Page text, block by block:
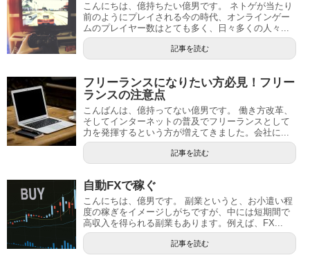
こんにちは、億持ちたい億男です。 ネトゲが当たり
前のようにプレイされる今の時代、オンラインゲー
ムのプレイヤー数はとても多く、日々多くの人々...
記事を読む
フリーランスになりたい方必見！フリー
ランスの注意点
こんばんは、億持ってない億男です。 働き方改革、
そしてインターネットの普及でフリーランスとして
力を発揮するという方が増えてきました。会社に...
記事を読む
自動FXで稼ぐ
こんにちは、億男です。 副業というと、お小遣い程
度の稼ぎをイメージしがちですが、中には短期間で
高収入を得られる副業もあります。例えば、FX...
記事を読む